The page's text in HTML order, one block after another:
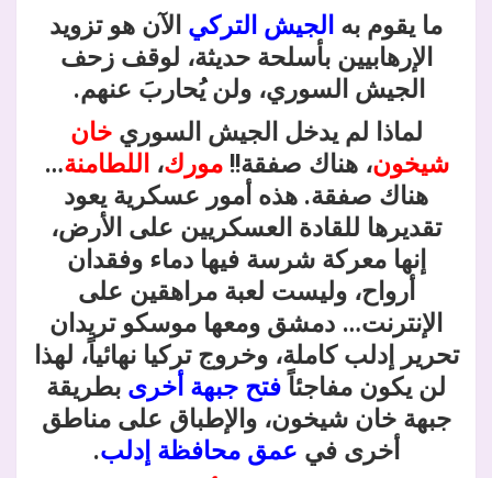
ما يقوم به الجيش التركي الآن هو تزويد
الإرهابيين بأسلحة حديثة، لوقف زحف
الجيش السوري، ولن يُحاربَ عنهم.
لماذا لم يدخل الجيش السوريخان
شيخون، هناك صفقة!!مورك، اللطامنة…
هناك صفقة. هذه أمور عسكرية يعود
تقديرها للقادة العسكريين على الأرض،
إنها معركة شرسة فيها دماء وفقدان
أرواح، وليست لعبة مراهقين على
الإنترنت… دمشق ومعها موسكو تريدان
تحرير إدلب كاملة، وخروج تركيا نهائياً، لهذا
لن يكون مفاجئاً فتح جبهة أخرى بطريقة
جبهة خان شيخون، والإطباق على مناطق
أخرى في عمق محافظة إدلب.